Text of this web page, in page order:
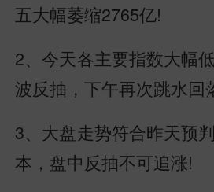
五大幅萎缩2765亿!
2、今天各主要指数大幅
波反抽，下午再次跳水回
3、大盘走势符合昨天预
本，盘中反抽不可追涨!